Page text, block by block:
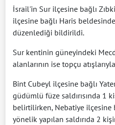
İsrail'in Sur ilçesine bağlı
ilçesine bağlı Haris
düzenlediği bildirildi.
Sur kentinin güneyindeki
alanlarının ise topçu
Bint Cubeyl ilçesine bağlı
güdümlü füze saldırısında 1
belirtilirken, Nebatiye ilçesine
yönelik yapılan saldırıda 2